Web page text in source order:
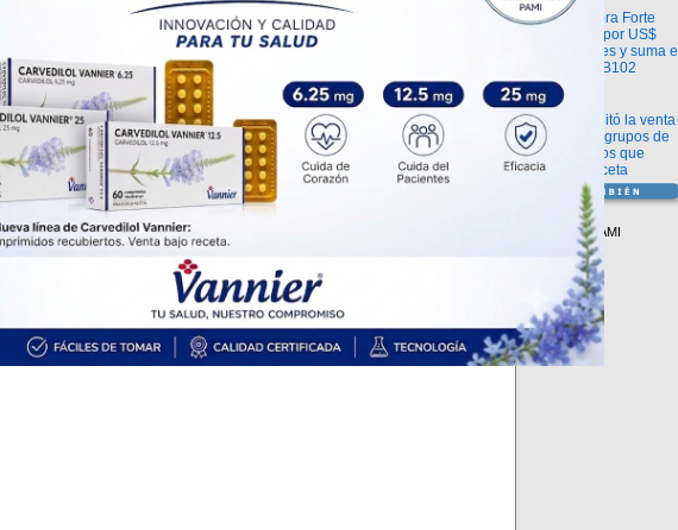
argenx compra Forte
Biosciences por US$
2.200 millones y suma el
anticuerpo FB102
Información
ANMAT habilitó la venta
libre de diez grupos de
medicamentos que
requerían receta
Vademécum
Descuentos PAMI